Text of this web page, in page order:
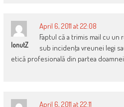
IonutZ
April 6, 2011 at 22:08
Faptul că a trimis mail cu
sub incidenţa vreunei legi
etică profesională din partea
April 6, 2011 at 22:11